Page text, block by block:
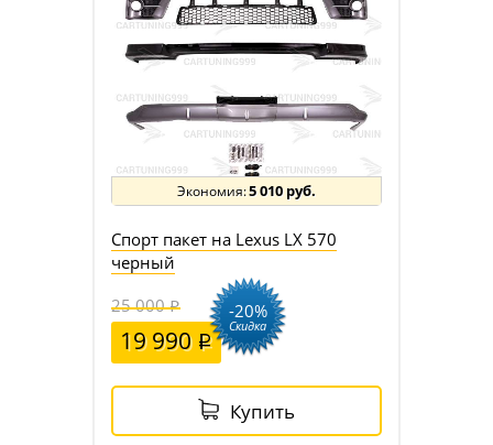
5 010 руб.
Спорт пакет на Lexus LX 570
черный
25 000
19 990
-20%
Скидка
Купить